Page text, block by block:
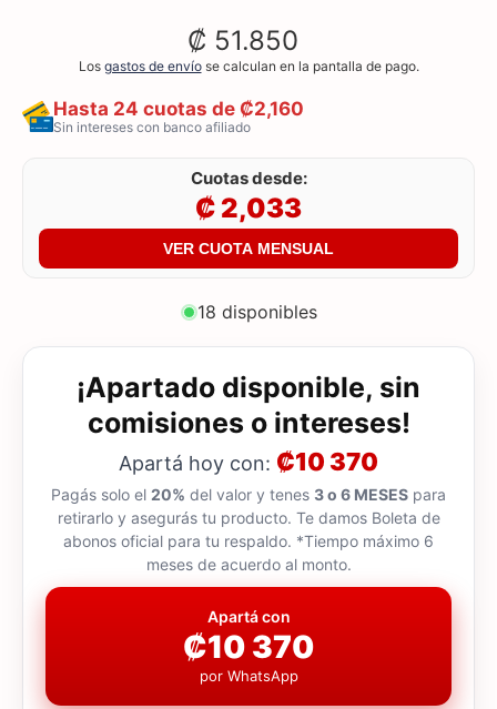
₡ 51.850
Los gastos de envíose calculan en la pantalla de pago.
Hasta 24 cuotas de ₡2,160
Sin intereses con banco afiliado
Cuotas desde:
₡ 2,033
VER CUOTA MENSUAL
18 disponibles
¡Apartado disponible, sin
comisiones o intereses!
Apartá hoy con: ₡10 370
Pagás solo el 20% del valor y tenes 3 o 6 MESES para
retirarlo y asegurás tu producto. Te damos Boleta de
abonos oficial para tu respaldo. *Tiempo máximo 6
meses de acuerdo al monto.
Apartá con
₡10 370
por WhatsApp